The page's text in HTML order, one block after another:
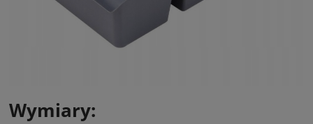
Wymiary: